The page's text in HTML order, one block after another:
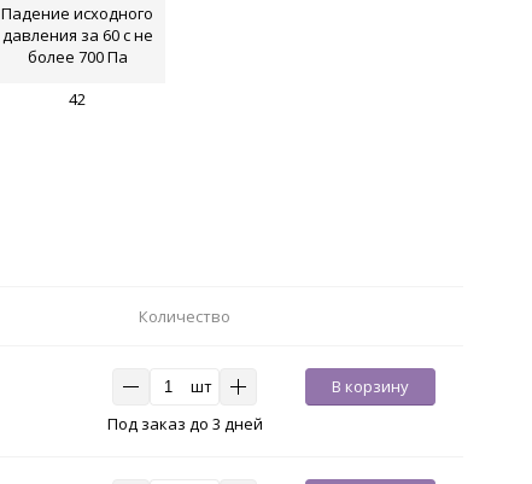
Падение исходного
давления за 60 с не
более 700 Па
42
Количество
шт
В корзину
Под заказ до 3 дней